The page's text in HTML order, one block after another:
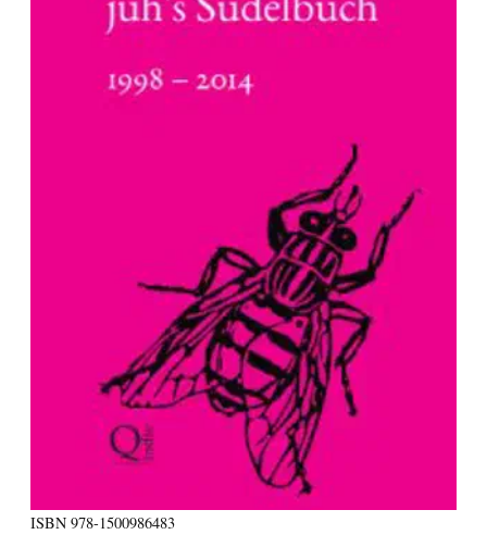
ISBN 978-1500986483